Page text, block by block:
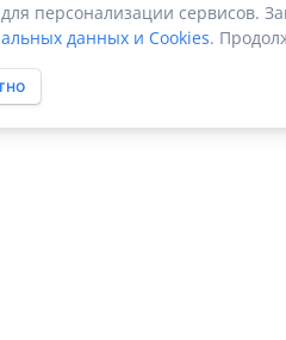
персонализации сервисов.
данных и Cookies.